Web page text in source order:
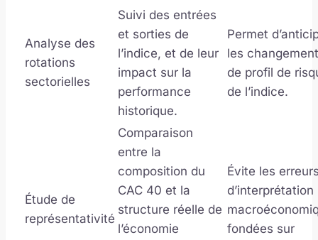
Analyse des
rotations
sectorielles
Suivi des entrées
et sorties de
l’indice, et de leur
impact sur la
performance
historique.
Permet
les
de profil de
de l’indice.
Étude de
représentativité
Comparaison
entre la
composition du
CAC 40 et la
structure réelle de
l’économie
Évite les
d’interprétation
fondées sur